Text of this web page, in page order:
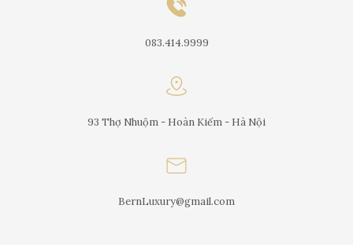
083.414.9999
93 Thợ Nhuộm - Hoàn Kiếm - Hà Nội
BernLuxury@gmail.com